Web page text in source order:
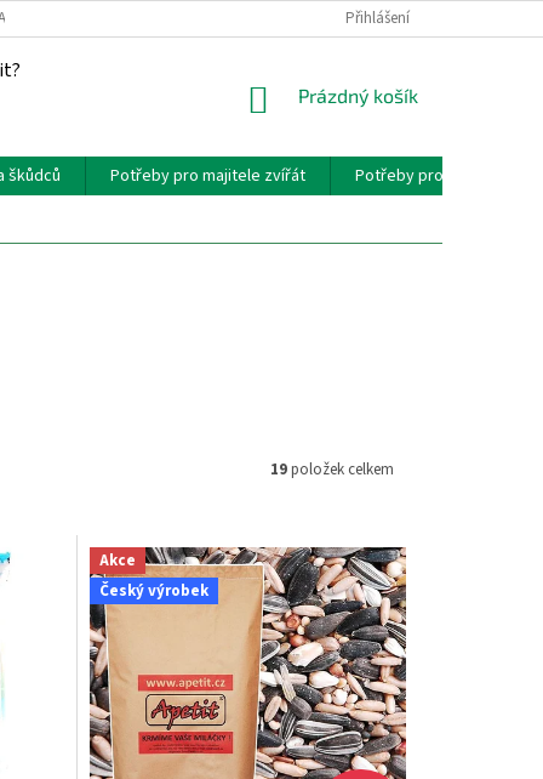
Přihlášení
NÁKUPNÍ
Prázdný košík
škůdců Potřeby pro majitele zvířát Potřeby pro chovatele
19položek celkem
Akce
Český výrobek